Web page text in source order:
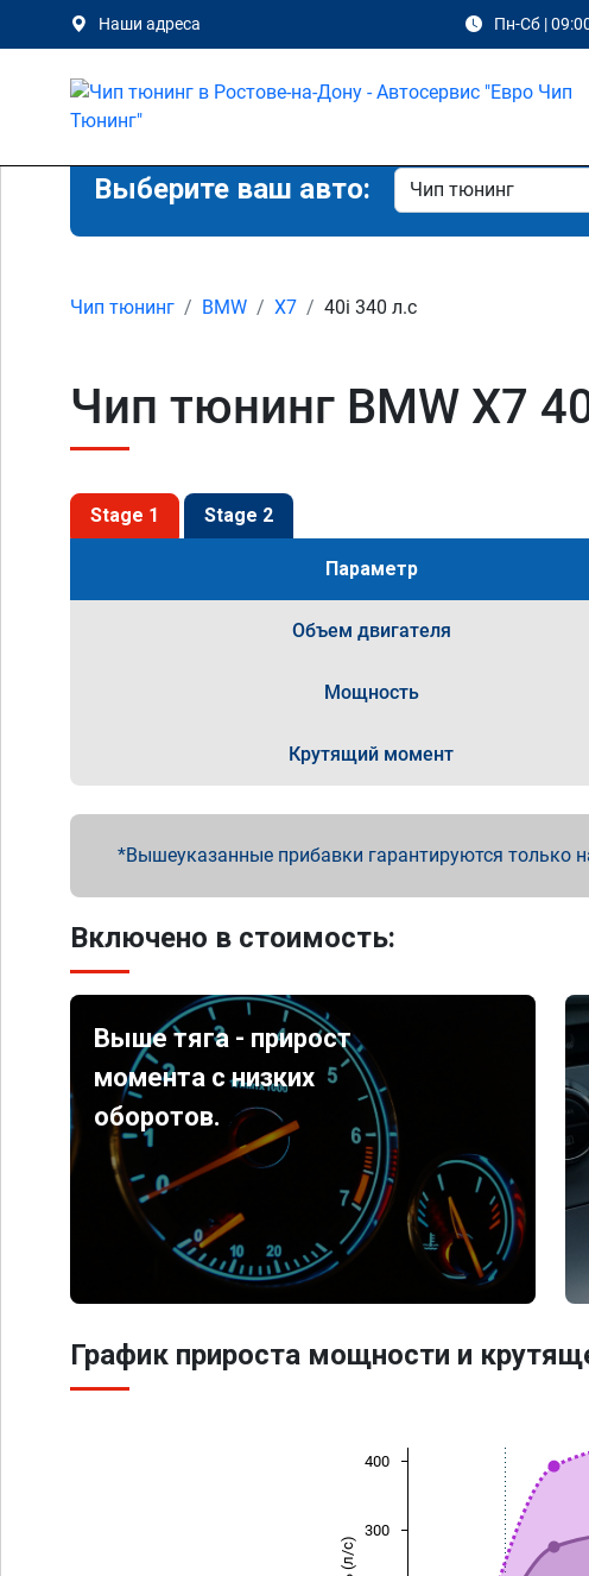
Наши адреса Пн-Сб |
Выберите ваш авто:
Чип тюнинг BMW X7 40i 340 л.с
Чип тюнинг BMW X7
Stage 1 Stage 2
Параметр
Объем двигателя
Мощность
Крутящий момент
Вышеуказанные прибавки гарантируются только
Включено в стоимость:
Выше тяга - прирост
момента с низких
оборотов.
График прироста мощности и
300
400